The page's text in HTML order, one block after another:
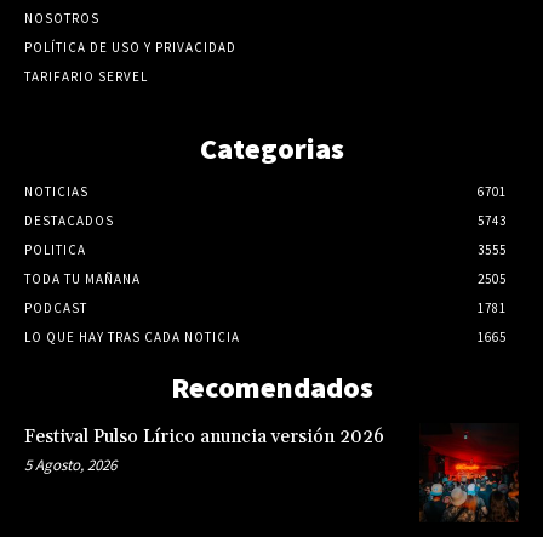
NOSOTROS
POLÍTICA DE USO Y PRIVACIDAD
TARIFARIO SERVEL
Categorias
NOTICIAS
6701
DESTACADOS
5743
POLITICA
3555
TODA TU MAÑANA
2505
PODCAST
1781
LO QUE HAY TRAS CADA NOTICIA
1665
Recomendados
Festival Pulso Lírico anuncia versión 2026
5 Agosto, 2026